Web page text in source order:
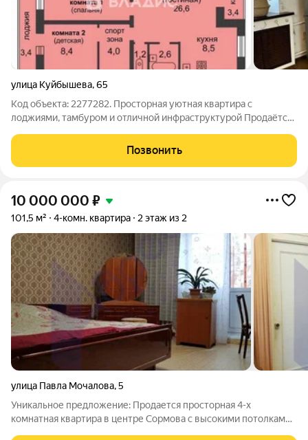
улица Куйбышева,65
Код объекта: 2277282. Просторная уютная квартира с
лоджиями, тамбуром и отличной инфраструктурой Продаётся
районе с развитой инфраструктурой. Планировка и
преимущества квартиры: - большая
Позвонить
10 000 000 ₽
101,5 м² 4-комн. квартира 2 этаж из 2
улица Павла Мочалова,5
Уникальное предложение: Продается просторная 4-х
комнатная квартира в центре Сормова с высокими потолками.